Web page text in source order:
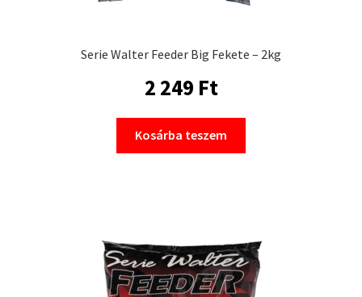
Serie Walter Feeder Big Fekete – 2kg
2 249 Ft
Kosárba teszem